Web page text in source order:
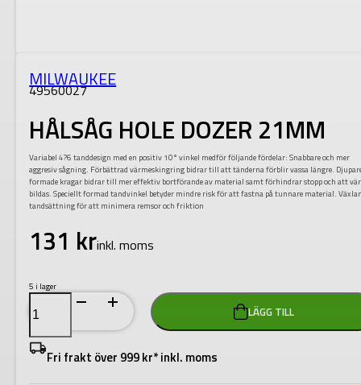
MILWAUKEE
49560027
HÅLSÅG HOLE DOZER 21MM
Variabel 4?6 tanddesign med en positiv 10° vinkel medför följande fördelar: Snabbare och mer
aggresiv sågning. Förbättrad värmeskingring bidrar till att tänderna förblir vassa längre.
formade kragar bidrar till mer effektiv bortförande av material samt förhindrar stopp och att
bildas. Speciellt formad tandvinkel betyder mindre risk för att fastna på tunnare material.
tandsättning för att minimera remsor och friktion
131 krinkl. moms
5 i lager
HÅLSÅG
HOLE
DOZER
21MM
mängd
LÄGG TILL
Fri frakt över 999 kr* inkl. moms